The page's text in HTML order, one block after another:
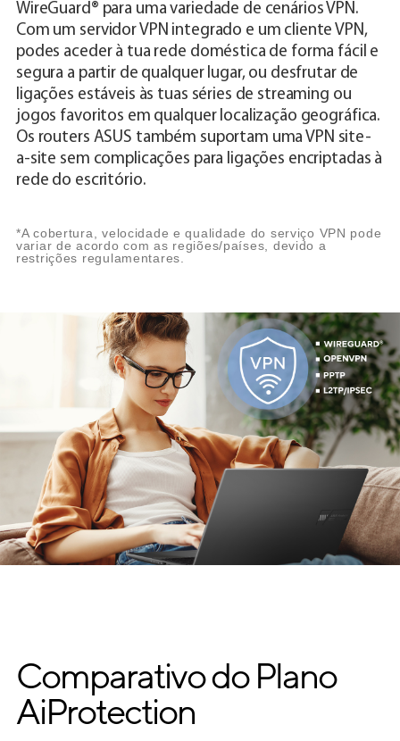
WireGuard® para uma variedade de cenários VPN.
Com um servidor VPN integrado e um cliente VPN,
podes aceder à tua rede doméstica de forma fácil e
segura a partir de qualquer lugar, ou desfrutar de
ligações estáveis às tuas séries de streaming ou
jogos favoritos em qualquer localização geográfica.
Os routers ASUS também suportam uma VPN site-
a-site sem complicações para ligações encriptadas à
rede do escritório.
*A cobertura, velocidade e qualidade do serviço VPN pode
variar de acordo com as regiões/países, devido a
restrições regulamentares.
Comparativo do Plano
AiProtection